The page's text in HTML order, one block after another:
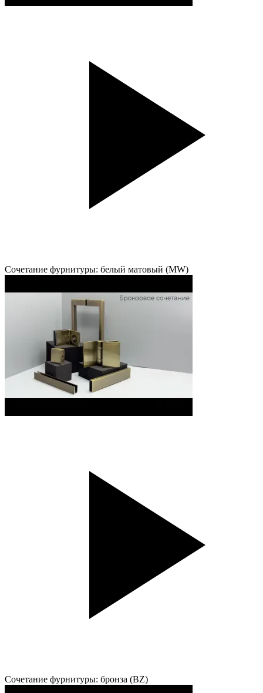
Сочетание фурнитуры: белый матовый (MW)
Сочетание фурнитуры: бронза (BZ)